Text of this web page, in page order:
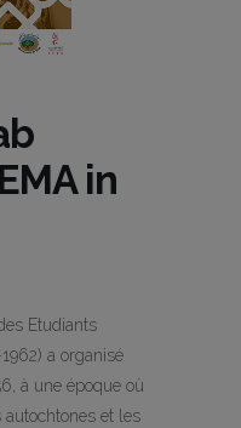
in
Etudiants
a organisé
à une époque où
autochtones et les